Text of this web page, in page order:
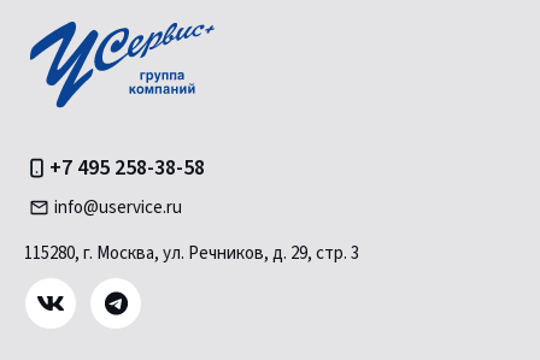
+7 495 258-38-58
info@uservice.ru
115280, г. Москва, ул. Речников, д. 29, стр. 3